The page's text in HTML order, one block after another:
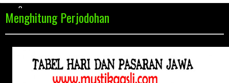
o
Menghitung Perjodohan